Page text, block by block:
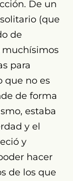
De un
(que
de
muchísimos
para
que no es
de forma
estaba
y el
y
hacer
de los que